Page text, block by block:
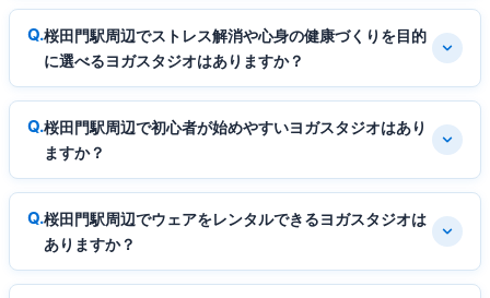
桜田門駅周辺でストレス解消や心身の健康づくりを目的
に選べるヨガスタジオはありますか？
桜田門駅周辺で初心者が始めやすいヨガスタジオはあり
ますか？
桜田門駅周辺でウェアをレンタルできるヨガスタジオは
ありますか？